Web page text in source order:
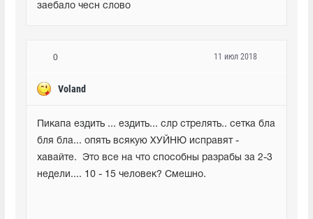
заебало чесн слово
0
Voland
11 июл 2018
Пикапа ездить ... ездить... слр стрелять.. сетка бла
бля бла... опять всякую ХУЙНЮ исправят -
хавайте.  Это все на что способны разрабы за 2-3
недели.... 10 - 15 человек? Смешно.